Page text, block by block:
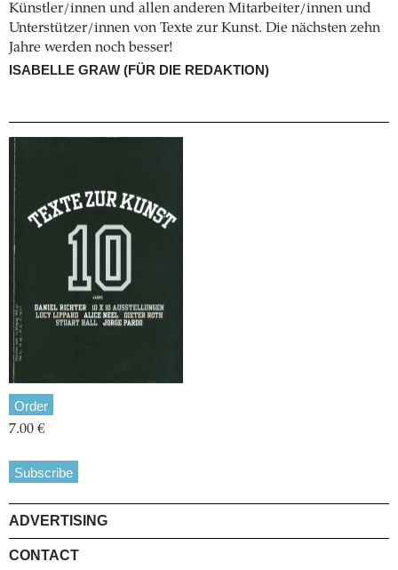
Künstler/innen und allen anderen Mitarbeiter/innen und
Unterstützer/innen von Texte zur Kunst. Die nächsten zehn
Jahre werden noch besser!
ISABELLE GRAW (FÜR DIE REDAKTION)
Order
7.00 €
Subscribe
ADVERTISING
CONTACT